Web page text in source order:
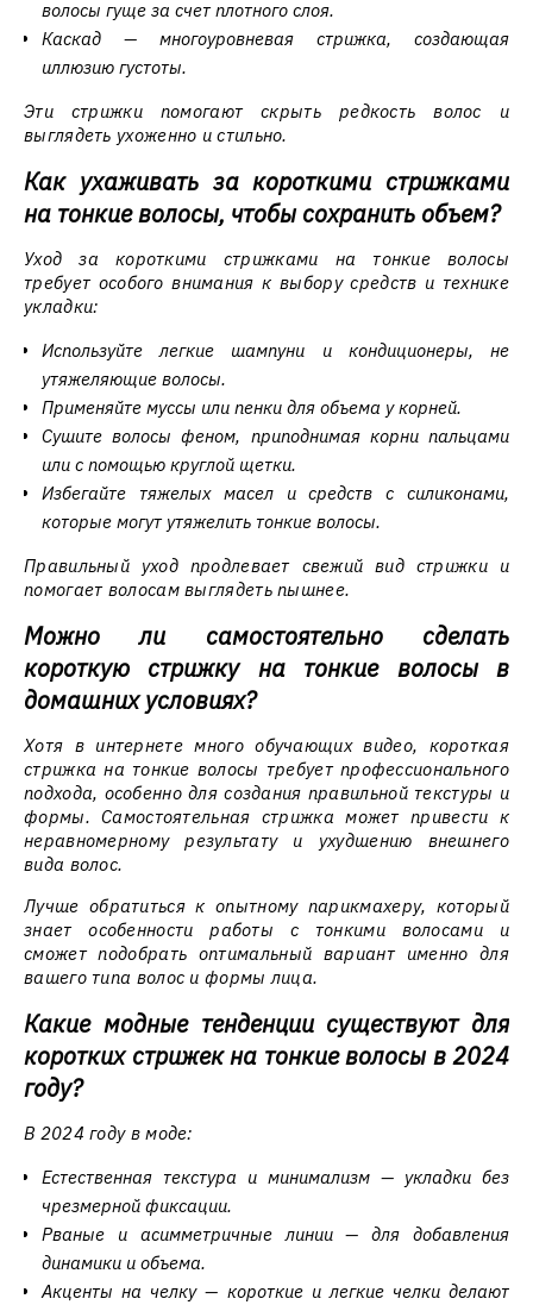
волосы гуще за счет плотного слоя.
Каскад — многоуровневая стрижка, создающая
иллюзию густоты.
Эти стрижки помогают скрыть редкость волос и
выглядеть ухоженно и стильно.
Как ухаживать за короткими стрижками
на тонкие волосы, чтобы сохранить объем?
Уход за короткими стрижками на тонкие волосы
требует особого внимания к выбору средств и технике
укладки:
Используйте легкие шампуни и кондиционеры, не
утяжеляющие волосы.
Применяйте муссы или пенки для объема у корней.
Сушите волосы феном, приподнимая корни пальцами
или с помощью круглой щетки.
Избегайте тяжелых масел и средств с силиконами,
которые могут утяжелить тонкие волосы.
Правильный уход продлевает свежий вид стрижки и
помогает волосам выглядеть пышнее.
Можно ли самостоятельно сделать
короткую стрижку на тонкие волосы в
домашних условиях?
Хотя в интернете много обучающих видео, короткая
стрижка на тонкие волосы требует профессионального
подхода, особенно для создания правильной текстуры и
формы. Самостоятельная стрижка может привести к
неравномерному результату и ухудшению внешнего
вида волос.
Лучше обратиться к опытному парикмахеру, который
знает особенности работы с тонкими волосами и
сможет подобрать оптимальный вариант именно для
вашего типа волос и формы лица.
Какие модные тенденции существуют для
коротких стрижек на тонкие волосы в 2024
году?
В 2024 году в моде:
Естественная текстура и минимализм — укладки без
чрезмерной фиксации.
Рваные и асимметричные линии — для добавления
динамики и объема.
Акценты на челку — короткие и легкие челки делают